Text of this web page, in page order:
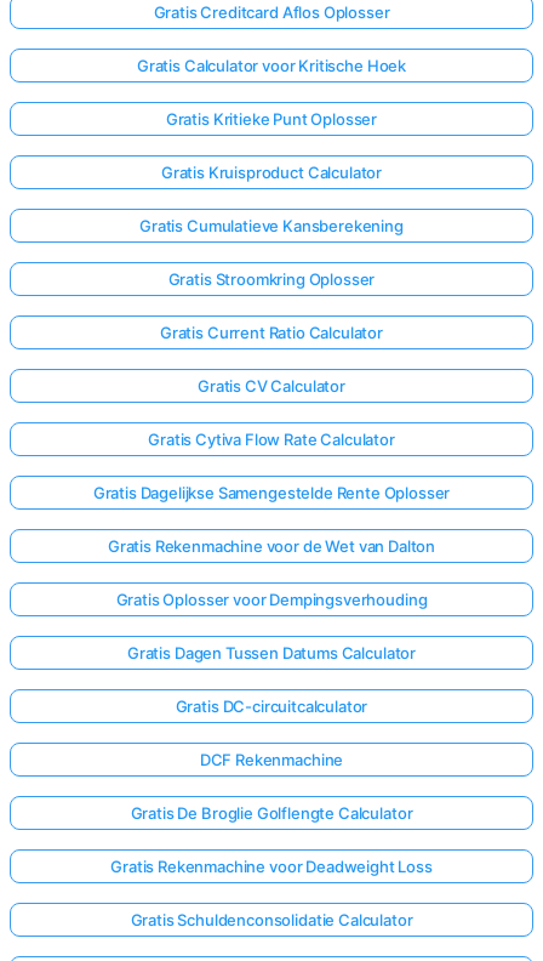
Gratis Creditcard Aflos Oplosser
Gratis Calculator voor Kritische Hoek
Gratis Kritieke Punt Oplosser
Gratis Kruisproduct Calculator
Gratis Cumulatieve Kansberekening
Gratis Stroomkring Oplosser
Gratis Current Ratio Calculator
Gratis CV Calculator
Gratis Cytiva Flow Rate Calculator
Gratis Dagelijkse Samengestelde Rente Oplosser
Gratis Rekenmachine voor de Wet van Dalton
Gratis Oplosser voor Dempingsverhouding
Gratis Dagen Tussen Datums Calculator
Gratis DC-circuitcalculator
DCF Rekenmachine
Gratis De Broglie Golflengte Calculator
Gratis Rekenmachine voor Deadweight Loss
Gratis Schuldenconsolidatie Calculator